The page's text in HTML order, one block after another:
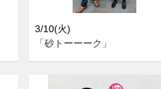
3/10(火)
「砂トーーーク」